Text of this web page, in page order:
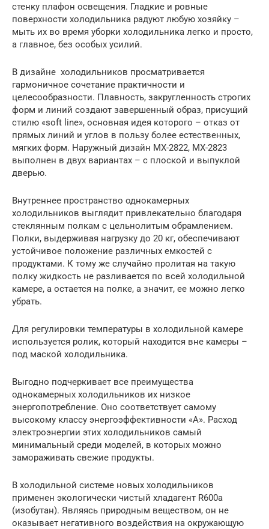
стенку плафон освещения. Гладкие и ровные
поверхности холодильника радуют любую хозяйку –
мыть их во время уборки холодильника легко и просто,
а главное, без особых усилий.
В дизайне холодильников просматривается
гармоничное сочетание практичности и
целесообразности. Плавность, закругленность строгих
форм и линий создают завершенный образ, присущий
стилю «soft line», основная идея которого – отказ от
прямых линий и углов в пользу более естественных,
мягких форм. Наружный дизайн МХ-2822, МХ-2823
выполнен в двух вариантах – с плоской и выпуклой
дверью.
Внутреннее пространство однокамерных
холодильников выглядит привлекательно благодаря
стеклянным полкам с цельнолитым обрамлением.
Полки, выдерживая нагрузку до 20 кг, обеспечивают
устойчивое положение различных емкостей с
продуктами. К тому же случайно пролитая на такую
полку жидкость не разливается по всей холодильной
камере, а остается на полке, а значит, ее можно легко
убрать.
Для регулировки температуры в холодильной камере
используется ролик, который находится вне камеры –
под маской холодильника.
Выгодно подчеркивает все преимущества
однокамерных холодильников их низкое
энергопотребление. Оно соответствует самому
высокому классу энергоэффективности «А». Расход
электроэнергии этих холодильников самый
минимальный среди моделей, в которых можно
замораживать свежие продукты.
В холодильной системе новых холодильников
применен экологически чистый хладагент R600а
(изобутан). Являясь природным веществом, он не
оказывает негативного воздействия на окружающую